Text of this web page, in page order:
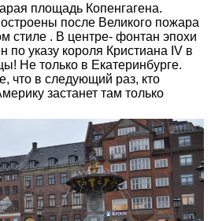
площадь Копенгагена.
после Великого пожара
стиле . В центре- фонтан эпохи
по указу короля Кристиана IV в
Не только в Екатеринбурге.
что в следующий раз, кто
застанет там только